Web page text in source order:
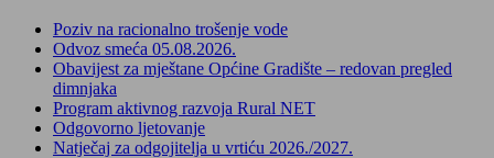
Poziv na racionalno trošenje vode
Odvoz smeća 05.08.2026.
Obavijest za mještane Općine Gradište – redovan pregled
dimnjaka
Program aktivnog razvoja Rural NET
Odgovorno ljetovanje
Natječaj za odgojitelja u vrtiću 2026./2027.